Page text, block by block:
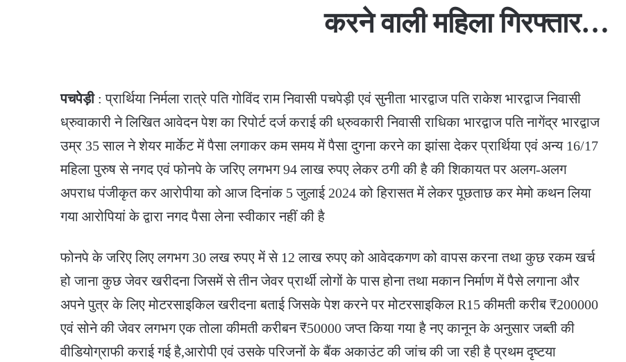
करने वाली महिला गिरफ्तार…
पचपेड़ी: प्रार्थिया निर्मला रात्रे पति गोविंद राम निवासी पचपेड़ी एवं सुनीता भारद्वाज पति राकेश भारद्वाज निवासी
ध्रुवाकारी ने लिखित आवेदन पेश का रिपोर्ट दर्ज कराई की ध्रुवकारी निवासी राधिका भारद्वाज पति नागेंद्र भारद्वाज
उम्र 35 साल ने शेयर मार्केट में पैसा लगाकर कम समय में पैसा दुगना करने का झांसा देकर प्रार्थिया एवं अन्य 16/17
महिला पुरुष से नगद एवं फोनपे के जरिए लगभग 94 लाख रुपए लेकर ठगी की है की शिकायत पर अलग-अलग
अपराध पंजीकृत कर आरोपीया को आज दिनांक 5 जुलाई 2024 को हिरासत में लेकर पूछताछ कर मेमो कथन लिया
गया आरोपियां के द्वारा नगद पैसा लेना स्वीकार नहीं की है
फोनपे के जरिए लिए लगभग 30 लख रुपए में से 12 लाख रुपए को आवेदकगण को वापस करना तथा कुछ रकम खर्च
हो जाना कुछ जेवर खरीदना जिसमें से तीन जेवर प्रार्थी लोगों के पास होना तथा मकान निर्माण में पैसे लगाना और
अपने पुत्र के लिए मोटरसाइकिल खरीदना बताई जिसके पेश करने पर मोटरसाइकिल R15 कीमती करीब ₹200000
एवं सोने की जेवर लगभग एक तोला कीमती करीबन ₹50000 जप्त किया गया है नए कानून के अनुसार जब्ती की
वीडियोग्राफी कराई गई है,आरोपी एवं उसके परिजनों के बैंक अकाउंट की जांच की जा रही है प्रथम दृष्टया